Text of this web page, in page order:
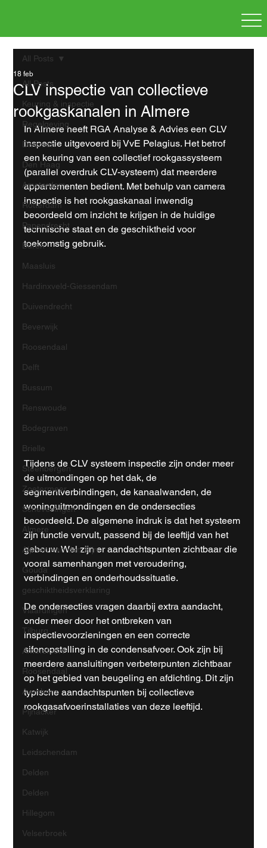
All Posts
Keuring & inspectie
Regelgeving
Diversen
Den Haag
Amsterdam
Rotterdam
Papendrecht
Buren
Maasluis
Hardinxveld-Giessendam
Duivendrecht
Beverwijk
Roosendaal
Delft
Bussum
Renswoude
Bodegraven
Brielle
Steenbergen
Zoetermeer
Scheveningen
Almere
Alphen aan den Rijn
Gouda
geschiktheidsverklaring
Vlaardingen
Tilburg
Amersfoort
Roosendaal
Avenhorn
Pijnacker
Katwijk
Leidschendam
Delden
Delden
Hillegom
Velserbroek
All Posts
CLV inspectie van collectieve
rookgaskanalen in Almere
18 feb
In Almere heeft RGA Analyse & Advies een CLV
inspectie uitgevoerd bij VvE Pelagius. Het betrof
een keuring van een collectief rookgassysteem
(parallel overdruk CLV-systeem) dat meerdere
appartementen bedient. Met behulp van camera
inspectie is het rookgaskanaal inwendig
beoordeeld om inzicht te krijgen in de huidige
technische staat en de geschiktheid voor
toekomstig gebruik.
Tijdens de CLV systeem inspectie zijn onder meer
de uitmondingen op het dak, de
segmentverbindingen, de kanaalwanden, de
woninguitmondingen en de ondersecties
beoordeeld. De algemene indruk is dat het systeem
zijn functie vervult, passend bij de leeftijd van het
gebouw. Wel zijn er aandachtspunten zichtbaar die
vooral samenhangen met veroudering,
verbindingen en onderhoudssituatie.
De ondersecties vragen daarbij extra aandacht,
onder meer door het ontbreken van
inspectievoorzieningen en een correcte
sifonopstelling in de condensafvoer. Ook zijn bij
meerdere aansluitingen verbeterpunten zichtbaar
op het gebied van beugeling en afdichting. Dit zijn
typische aandachtspunten bij collectieve
rookgasafvoerinstallaties van deze leeftijd.